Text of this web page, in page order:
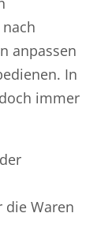
anpassen
In
immer
die Waren